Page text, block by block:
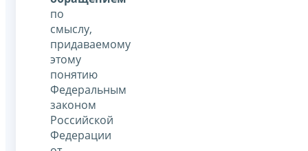
по
смыслу,
придаваемому
этому
понятию
Федеральным
законом
Российской
Федерации